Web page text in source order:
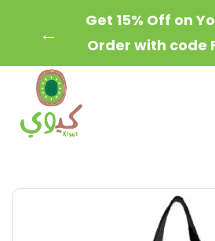
←
Get 15% Off on
Order with code